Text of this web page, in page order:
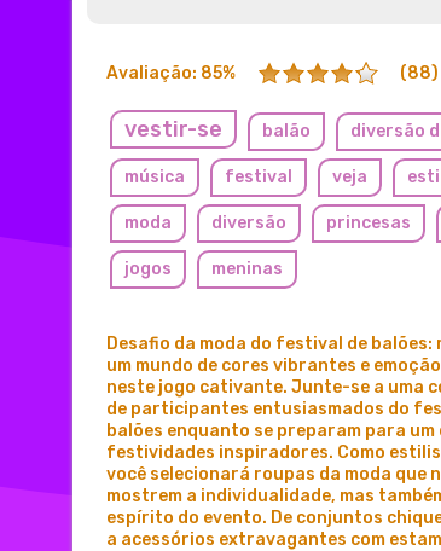
Avaliação: 85% (88)
vestir-se balão diversão
música festival veja
moda diversão princesas
jogos meninas
Desafio da moda do festival de balões:
um mundo de cores vibrantes e
neste jogo cativante. Junte-se a uma
de participantes entusiasmados do
balões enquanto se preparam para um
festividades inspiradores. Como
você selecionará roupas da moda que
mostrem a individualidade, mas
espírito do evento. De conjuntos
a acessórios extravagantes com